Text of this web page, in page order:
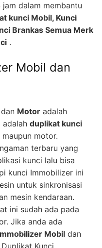
dalam membantu
kunci Mobil, Kunci
Brankas Semua Merk
.
Mobil dan
dan Motor adalah
adalah duplikat kunci
motor.
terbaru yang
kunci lalu bisa
kunci Immobilizer ini
untuk sinkronisasi
mesin kendaraan.
ini sudah ada pada
Jika anda ada
Mobil dan